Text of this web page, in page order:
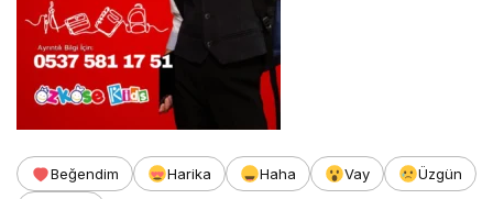
Beğendim Harika Haha Vay
Üzgün